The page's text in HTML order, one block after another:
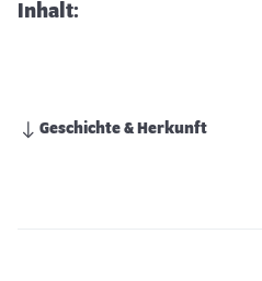
Inhalt:
Geschichte & Herkunft